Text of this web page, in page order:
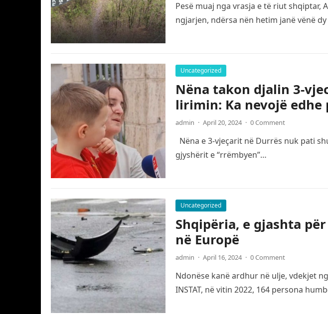
Pesë muaj nga vrasja e të riut shqiptar,
ngjarjen, ndërsa nën hetim janë vënë
Uncategorized
Nëna takon djalin 3-
lirimin: Ka nevojë edhe
admin · April 20, 2024 · 0 Comment
Nëna e 3-vjeçarit në Durrës nuk pati
gjyshërit e “rrëmbyen”…
Uncategorized
Shqipëria, e gjashta
në Europë
admin · April 16, 2024 · 0 Comment
Ndonëse kanë ardhur në ulje, vdekjet
INSTAT, në vitin 2022, 164 persona